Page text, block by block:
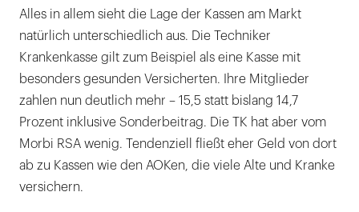
Alles in allem sieht die Lage der Kassen am Markt
natürlich unterschiedlich aus. Die Techniker
Krankenkasse gilt zum Beispiel als eine Kasse mit
besonders gesunden Versicherten. Ihre Mitglieder
zahlen nun deutlich mehr – 15,5 statt bislang 14,7
Prozent inklusive Sonderbeitrag. Die TK hat aber vom
Morbi RSA wenig. Tendenziell fließt eher Geld von dort
ab zu Kassen wie den AOKen, die viele Alte und Kranke
versichern.